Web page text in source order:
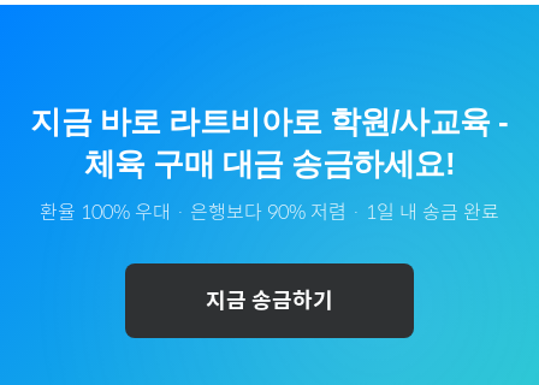
지금 바로 라트비아로 학원/사교육-
체육구매 대금 송금하세요!
환율 100% 우대 · 은행보다 90% 저렴 · 1일 내 송금 완료
지금 송금하기